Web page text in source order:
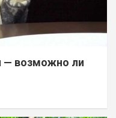
— возможно ли